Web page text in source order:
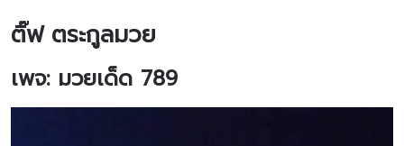
ติ๊ฟ​ ตระกูล​มวย
เพจ: มวยเด็ด 789